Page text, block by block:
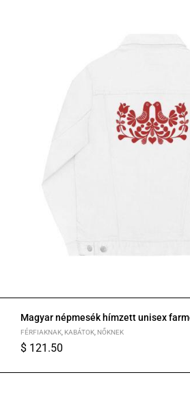
Magyar népmesék hímzett unisex
FÉRFIAKNAK KABÁTOK NŐKNEK
$ 121.50